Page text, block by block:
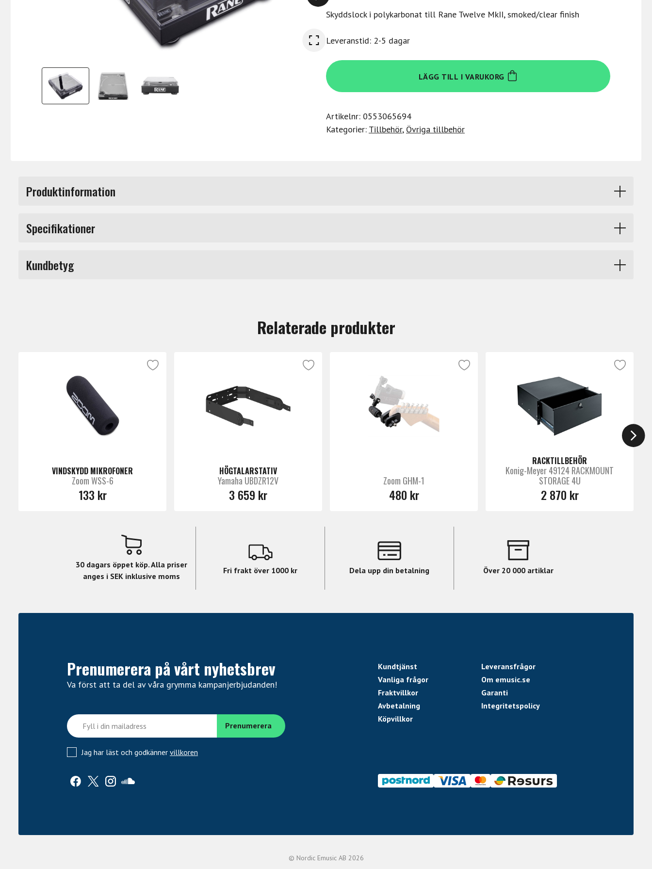
Skyddslock i polykarbonat till Rane Twelve MkII, smoked/clear finish
Leveranstid: 2-5 dagar
Decksaver
Rane
Twelve
mängd
LÄGG TILL I VARUKORG
Artikelnr: 0553065694
Kategorier: Tillbehör, Övriga tillbehör
Produktinformation
olyckshändelser.
Specifikationer
Kundbetyg
Relaterade produkter
VINDSKYDD MIKROFONER
Zoom WSS-6
133 kr
HÖGTALARSTATIV
Yamaha UBDZR12V
3 659 kr
Zoom GHM-1
480 kr
RACKTILLBEHÖR
Konig-Meyer 49124 RACKMOUNT
STORAGE 4U
2 870 kr
30 dagars öppet köp. Alla priser
anges i SEK inklusive moms
Fri frakt över 1000 kr Dela upp din betalning Över 20 000 artiklar
Prenumerera på vårt nyhetsbrev
Va först att ta del av våra grymma kampanjerbjudanden!
Jag har läst och godkänner villkoren
Kundtjänst
Leveransfrågor
Vanliga frågor
Om emusic.se
Fraktvillkor
Garanti
Avbetalning
Integritetspolicy
Köpvillkor
© Nordic Emusic AB 2026